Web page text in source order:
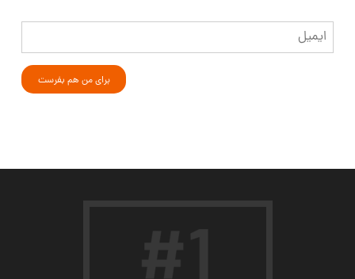
ایمیل